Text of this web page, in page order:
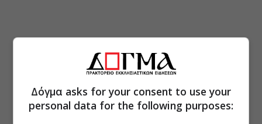
Δόγμα asks for your consent to use your
personal data for the following purposes: